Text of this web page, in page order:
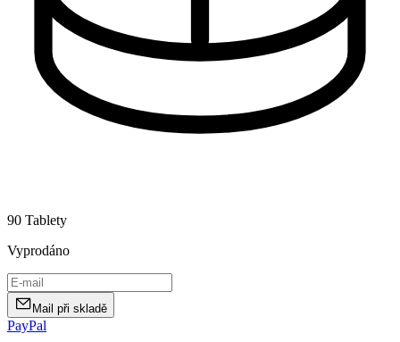
90 Tablety
Vyprodáno
Mail při skladě
PayPal